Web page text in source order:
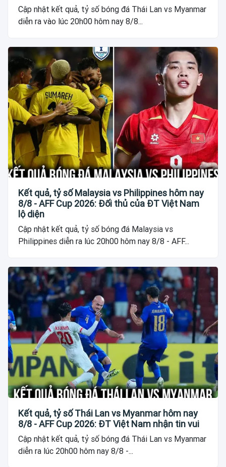
Cập nhật kết quả, tỷ số bóng đá Thái Lan vs Myanmar
diễn ra vào lúc 20h00 hôm nay 8/8...
Kết quả, tỷ số Malaysia vs Philippines hôm nay
8/8 - AFF Cup 2026: Đối thủ của ĐT Việt Nam
lộ diện
Cập nhật kết quả, tỷ số bóng đá Malaysia vs
Philippines diễn ra lúc 20h00 hôm nay 8/8 - AFF...
Kết quả, tỷ số Thái Lan vs Myanmar hôm nay
8/8 - AFF Cup 2026: ĐT Việt Nam nhận tin vui
Cập nhật kết quả, tỷ số bóng đá Thái Lan vs Myanmar
diễn ra lúc 20h00 hôm nay 8/8 -...